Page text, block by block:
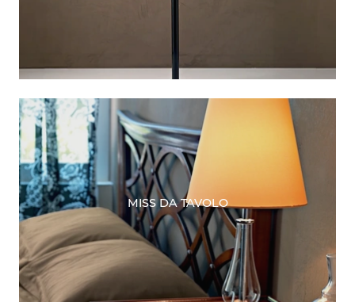
MISS DA TAVOLO